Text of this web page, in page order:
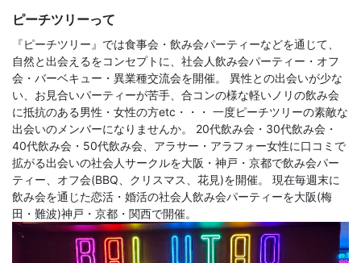
ピーチツリーって
『ピーチツリー』では食事会・飲み会パーティーなどを通じて、
自然と出会えるをコンセプトに、社会人飲み会パーティー・オフ
会・バーベキュー・異業種交流会を開催。 異性との出会いが少な
い、お見合いパーティーが苦手、合コンの様な軽いノリの飲み会
に抵抗のある男性・女性の方etc・・・ 一度ピーチツリーの素敵な
出会いのメンバーになりませんか。 20代飲み会・30代飲み会・
40代飲み会・50代飲み会、アラサー・アラフォー女性に口コミで
拡がる出会いの社会人サークルを大阪・神戸・京都で飲み会パー
ティー、オフ会(BBQ、クリスマス、花見)を開催。 現在毎週末に
飲み会を通じた恋活・婚活の社会人飲み会パーティーを大阪(梅
田・難波)神戸・京都・関西で開催。